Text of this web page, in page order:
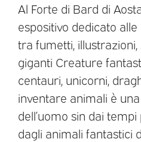
Al Forte di Bard di
espositivo dedicato
tra fumetti,
giganti Creature
centauri, unicorni,
inventare animali è
dell’uomo sin dai
dagli animali fantastici